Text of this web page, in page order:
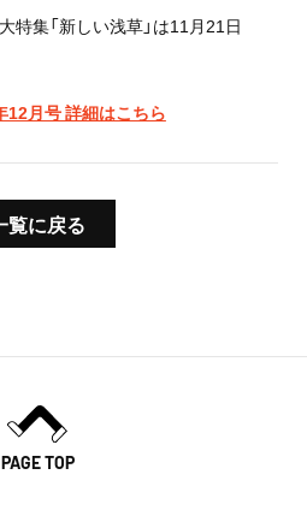
特集「新しい浅草」は11月21日
12月号 詳細はこちら
覧に戻る
PAGE TOP